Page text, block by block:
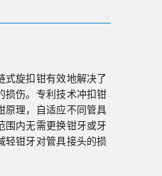
式旋扣钳有效地解决了
损伤。专利技术冲扣钳
原理，自适应不同管具
围内无需更换钳牙或牙
轻钳牙对管具接头的损